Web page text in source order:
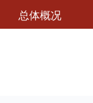
总体概况